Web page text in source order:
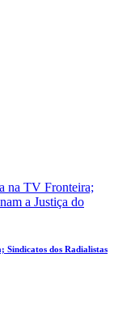
Sindicatos dos Radialistas